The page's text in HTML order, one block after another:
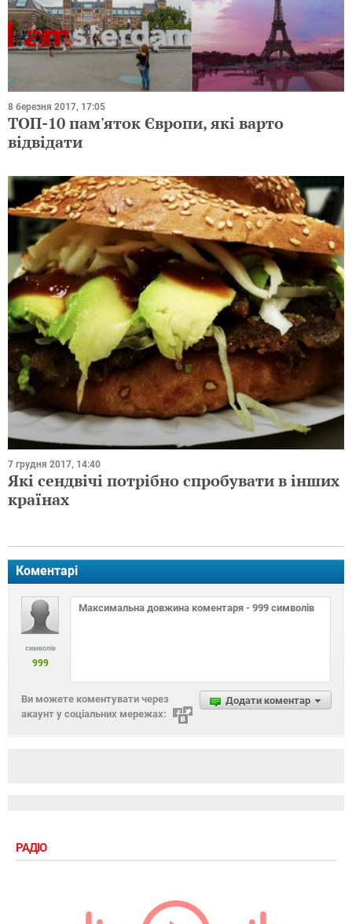
8 березня 2017, 17:05
ТОП-10 пам'яток Європи, які варто
відвідати
7 грудня 2017, 14:40
Які сендвічі потрібно спробувати в інших
країнах
Коментарі
символів
999
Додати коментар
Ви можете коментувати через
акаунт у соціальних мережах:
РАДІО